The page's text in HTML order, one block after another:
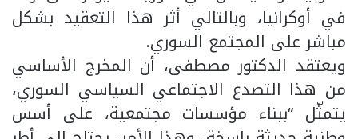
في أوكرانيا، وبالتالي أثر هذا التعقيد بشكل
مباشر على المجتمع السوري.
ويعتقد الدكتور مصطفى، أن المخرج الأساسي
من هذا التصدع الاجتماعي السياسي السوري،
يتمثّل “ببناء مؤسسات مجتمعية، على أسس